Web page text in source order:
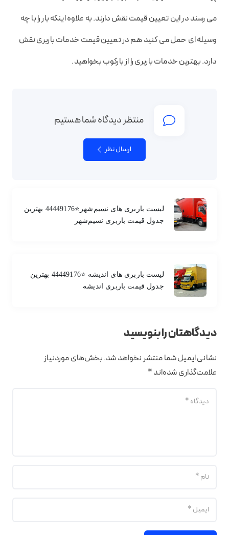
می رسند در این تعیین قیمت نقش دارند. به علاوه اینکه بار را با چه
وسیله ای حمل می کنید هم در تعیین قیمت خدمات باربری نقش
دارد. بهترین خدمات باربری را از بارکوب بخواهید.
منتظر دیدگاه شما هستیم
ارسال نظر
لیست باربری های نسیم‌شهر⭐️44449176 بهترین
جدول قیمت باربری نسیم‌شهر
لیست باربری های اندیشه ⭐️44449176 بهترین
جدول قیمت باربری اندیشه
دیدگاهتان را بنویسید
نشانی ایمیل شما منتشر نخواهد شد.بخش‌های موردنیاز
علامت‌گذاری شده‌اند*